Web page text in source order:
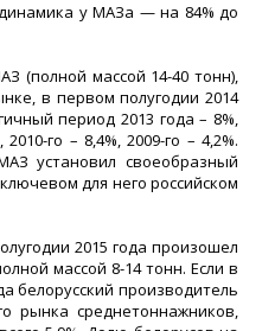
у МАЗа — на 84% до
(полной массой 14-40 тонн),
в первом полугодии 2014
период 2013 года – 8%,
го – 8,4%, 2009-го – 4,2%.
установил своеобразный
для него российском
2015 года произошел
массой 8-14 тонн. Если в
белорусский производитель
рынка среднетоннажников,